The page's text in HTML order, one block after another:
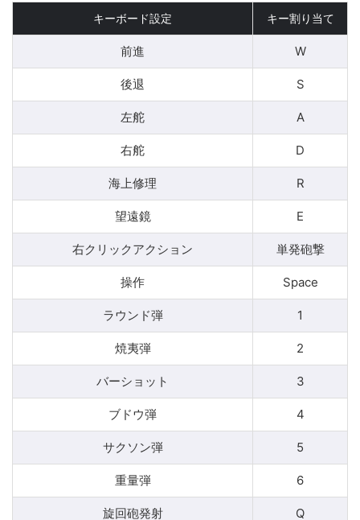
キーボード設定 キー割り当て
前進 W
後退 S
左舵 A
右舵 D
海上修理 R
望遠鏡 E
右クリックアクション 単発砲撃
操作 Space
ラウンド弾 1
焼夷弾 2
バーショット 3
ブドウ弾 4
サクソン弾 5
重量弾 6
旋回砲発射 Q